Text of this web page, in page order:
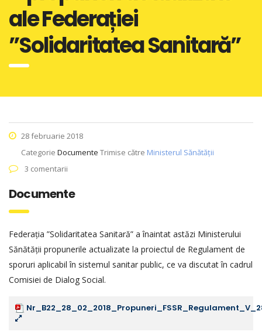
ale Federației
”Solidaritatea Sanitară”
28 februarie 2018
Categorie Documente Trimise către Ministerul Sănătății
3 comentarii
Documente
Federația ”Solidaritatea Sanitară” a înaintat astăzi Ministerului
Sănătății propunerile actualizate la proiectul de Regulament de
sporuri aplicabil în sistemul sanitar public, ce va discutat în cadrul
Comisiei de Dialog Social.